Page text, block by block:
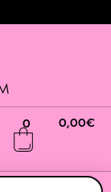
0 0,00€